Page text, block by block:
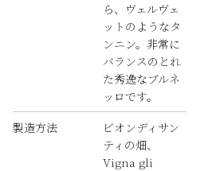
ら、ヴェルヴェ
ットのようなタ
ンニン。非常に
バランスのとれ
た秀逸なブルネ
ッロです。
製造方法
ビオンディサン
ティの畑、
Vigna gli